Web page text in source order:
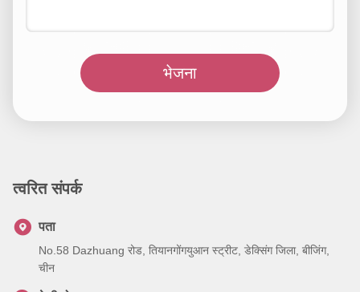
भेजना
त्वरित संपर्क
पता
No.58 Dazhuang रोड, तियानगोंगयुआन स्ट्रीट, डेक्सिंग जिला, बीजिंग,
चीन